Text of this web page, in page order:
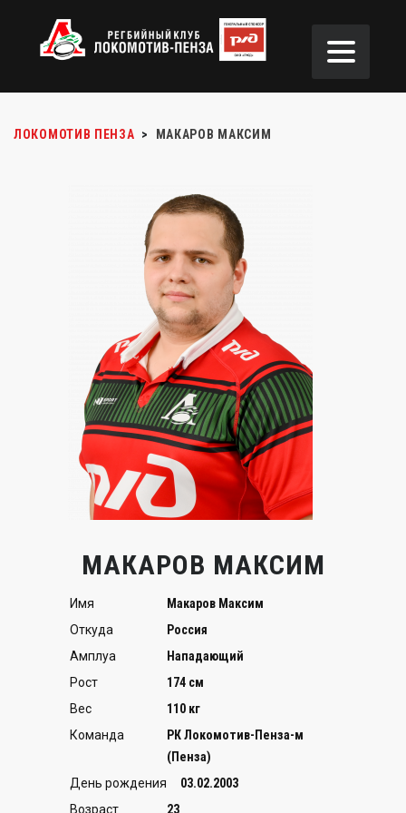
ЛОКОМОТИВ ПЕНЗА > МАКАРОВ МАКСИМ
МАКАРОВ МАКСИМ
Имя
Макаров Максим
Откуда
Россия
Амплуа
Нападающий
Рост
174 см
Вес
110 кг
Команда
РК Локомотив-Пенза-м
(Пенза)
День рождения
03.02.2003
Возраст
23